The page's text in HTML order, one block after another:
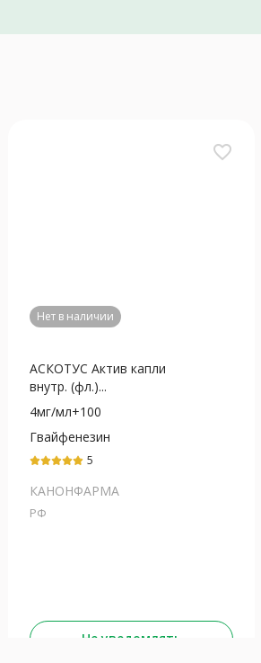
favorite_border
Нет в наличии
АСКОТУС Актив капли
внутр. (фл.)...
4мг/мл+100
Гвайфенезин
5
КАНОНФАРМА
РФ
Не уведомлять